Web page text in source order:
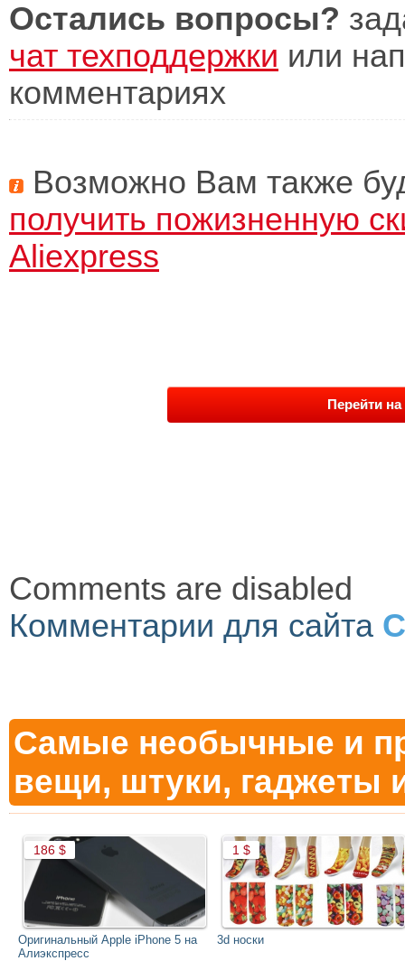
Остались вопросы?
чат техподдержки или
комментариях
Возможно Вам также
получить пожизненную
Aliexpress
Перейти
Comments are disabled
Комментарии для сайта
Самые необычные и
вещи, штуки, гаджеты
Оригинальный Apple iPhone 5 на
Алиэкспресс
3d носки